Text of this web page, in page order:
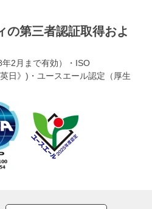
の第三者認証取得およ
2月まで有効）・ISO
日》)・ユースエール認定（厚生